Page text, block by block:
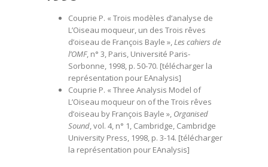
Couprie P. « Trois modèles d’analyse de
L’Oiseau moqueur, un des Trois rêves
d’oiseau de François Bayle »,Les cahiers de
l’OMF, n° 3, Paris, Université Paris-
Sorbonne, 1998, p. 50-70. [télécharger la
représentation pour EAnalysis]
Couprie P. « Three Analysis Model of
L’Oiseau moqueur on of the Trois rêves
d’oiseau by François Bayle », Organised
Sound, vol. 4, n° 1, Cambridge, Cambridge
University Press, 1998, p. 3-14. [télécharger
la représentation pour EAnalysis]